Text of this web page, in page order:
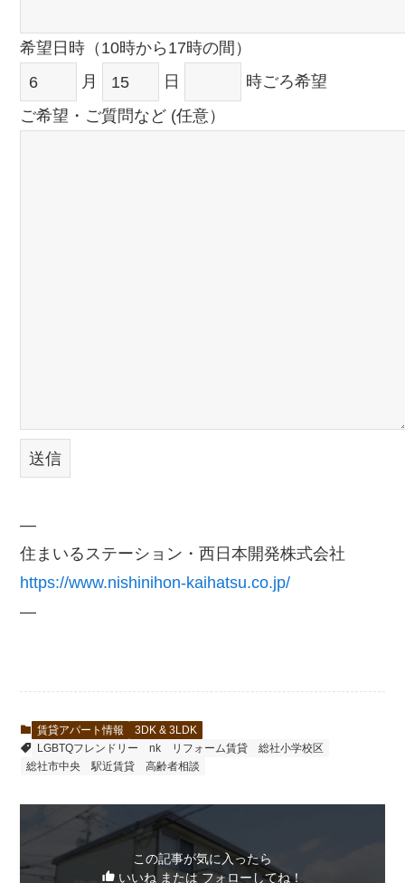
希望日時（10時から17時の間）
月
日
時ごろ希望
ご希望・ご質問など (任意）
—
住まいるステーション・西日本開発株式会社
https://www.nishinihon-kaihatsu.co.jp/
—
賃貸アパート情報
3DK & 3LDK
LGBTQフレンドリー
nk リフォーム賃貸
総社小学校区
総社市中央
駅近賃貸 高齢者相談
この記事が気に入ったら
いいね または フォローしてね！